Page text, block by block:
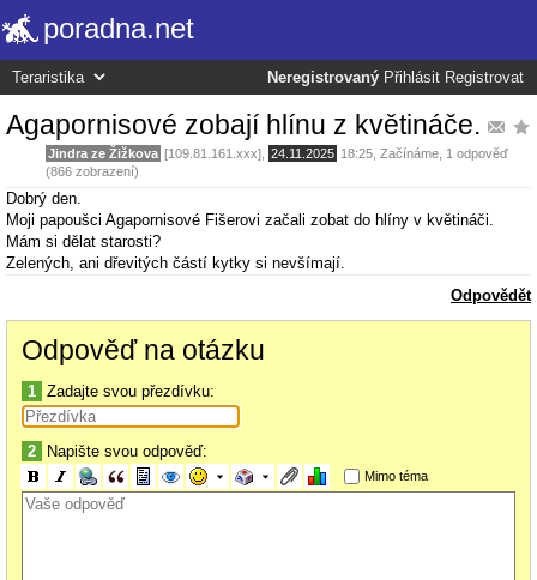
poradna.net
Neregistrovaný Přihlásit Registrovat
Agapornisové zobají hlínu z květináče.
Jindra ze Žižkova [109.81.161.xxx], 24.11.2025 18:25 Začínáme , 1 odpověď
(866 zobrazení)
Dobrý den.
Moji papoušci Agapornisové Fišerovi začali zobat do hlíny v květináči.
Mám si dělat starosti?
Zelených, ani dřevitých částí kytky si nevšímají.
Odpovědět
Odpověď na otázku
1 Zadajte svou přezdívku:
2 Napište svou odpověď:
Mimo téma